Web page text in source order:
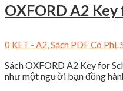
OXFORD A2
0 KET - A2,Sách PDF Có Phí,
Sách OXFORD A2 Key for
như một người bạn đồng